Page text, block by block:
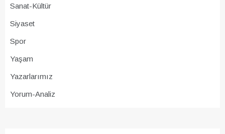
Sanat-Kültür
Siyaset
Spor
Yaşam
Yazarlarımız
Yorum-Analiz